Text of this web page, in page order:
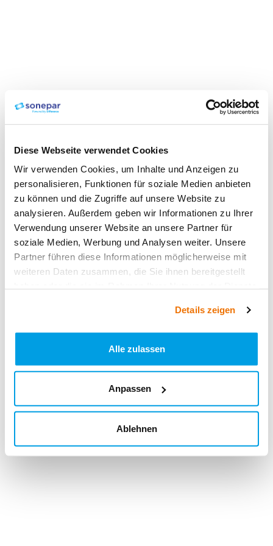
Diese Webseite verwendet Cookies
Wir verwenden Cookies, um Inhalte und Anzeigen zu
personalisieren, Funktionen für soziale Medien anbieten
zu können und die Zugriffe auf unsere Website zu
analysieren. Außerdem geben wir Informationen zu Ihrer
Verwendung unserer Website an unsere Partner für
soziale Medien, Werbung und Analysen weiter. Unsere
Partner führen diese Informationen möglicherweise mit
weiteren Daten zusammen, die Sie ihnen bereitgestellt
Details zeigen
Alle zulassen
Anpassen
Ablehnen